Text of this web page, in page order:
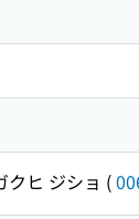
クヒ ジショ (